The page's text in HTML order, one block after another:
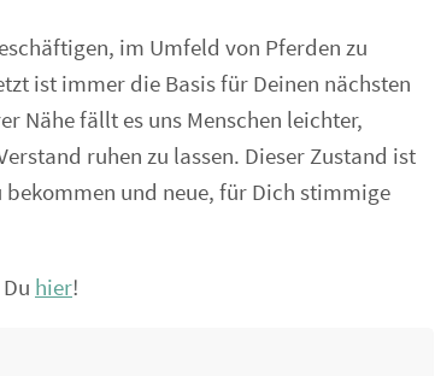
im Umfeld von Pferden zu
ist immer die Basis für Deinen nächsten
Nähe fällt es uns Menschen leichter,
ruhen zu lassen. Dieser Zustand ist
und neue, für Dich stimmige
hier!